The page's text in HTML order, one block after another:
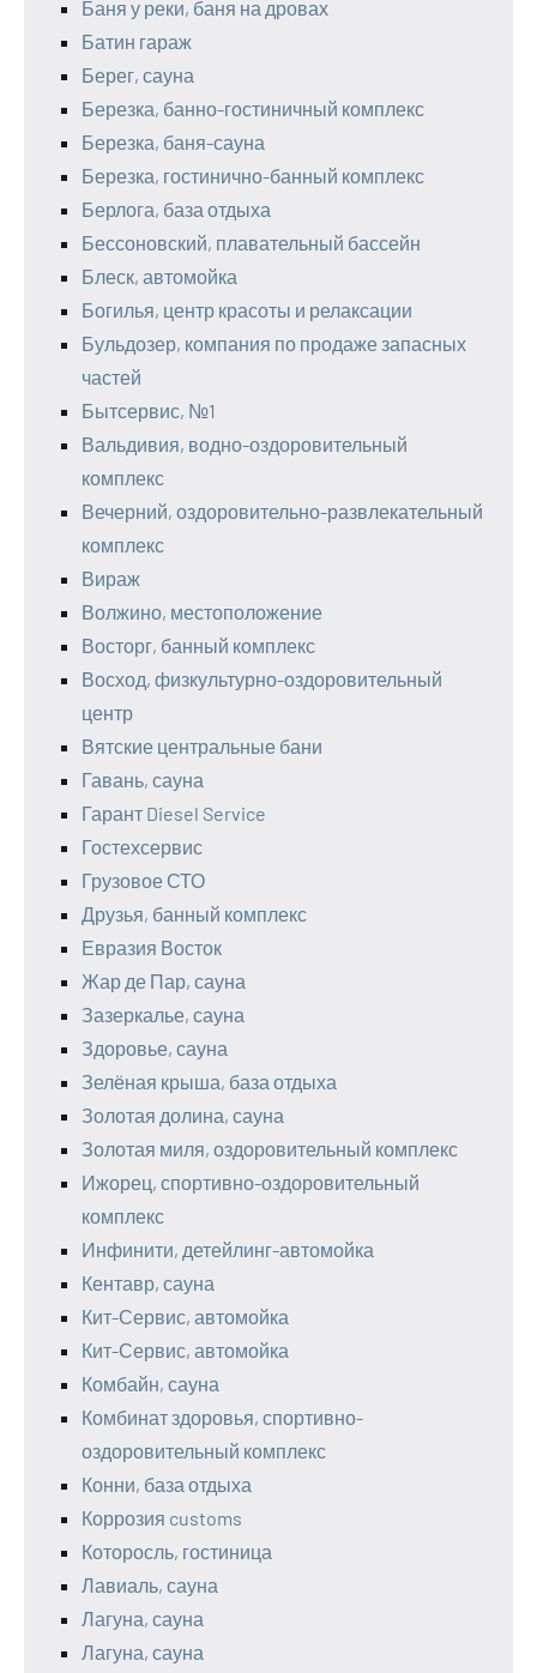
Баня у реки, баня на дровах
Батин гараж
Берег, сауна
Березка, банно-гостиничный комплекс
Березка, баня-сауна
Березка, гостинично-банный комплекс
Берлога, база отдыха
Бессоновский, плавательный бассейн
Блеск, автомойка
Богилья, центр красоты и релаксации
Бульдозер, компания по продаже запасных
частей
Бытсервис, №1
Вальдивия, водно-оздоровительный
комплекс
Вечерний, оздоровительно-развлекательный
комплекс
Вираж
Волжино, местоположение
Восторг, банный комплекс
Восход, физкультурно-оздоровительный
центр
Вятские центральные бани
Гавань, сауна
Гарант Diesel Service
Гостехсервис
Грузовое СТО
Друзья, банный комплекс
Евразия Восток
Жар де Пар, сауна
Зазеркалье, сауна
Здоровье, сауна
Зелёная крыша, база отдыха
Золотая долина, сауна
Золотая миля, оздоровительный комплекс
Ижорец, спортивно-оздоровительный
комплекс
Инфинити, детейлинг-автомойка
Кентавр, сауна
Кит-Сервис, автомойка
Кит-Сервис, автомойка
Комбайн, сауна
Комбинат здоровья, спортивно-
оздоровительный комплекс
Конни, база отдыха
Коррозия customs
Которосль, гостиница
Лавиаль, сауна
Лагуна, сауна
Лагуна, сауна